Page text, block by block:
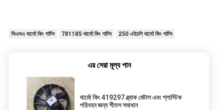
সিএসএ থার্মো কিং পার্টস 781185 থার্মো কিং পার্টস 250 এইচপি থার্মো কিং পার্টস
এর সেরা মূল্য পান
থার্মো কিং 419297 ব্ল্যাক মেটাল এবং প্লাস্টিক
পরিবহন জন্য শীতল সমাধান